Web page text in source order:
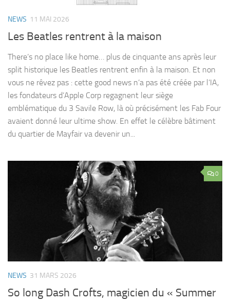
NEWS 11 MAI 2026
Les Beatles rentrent à la maison
There’s no place like home… plus de cinquante ans après leur
split historique les Beatles rentrent enfin à la maison. Et non
vous ne rêvez pas : cette good news n’a pas été créée par l’IA,
les fondateurs d’Apple Corp regagnent leur siège
emblématique du 3 Savile Row, là où précisément les Fab Four
avaient donné leur ultime show. En effet le célèbre bâtiment
du quartier de Mayfair va devenir un...
0
NEWS 31 MARS 2026
So long Dash Crofts, magicien du « Summer